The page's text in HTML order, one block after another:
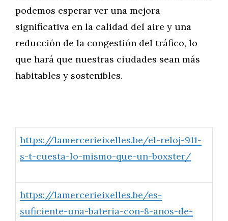
podemos esperar ver una mejora
significativa en la calidad del aire y una
reducción de la congestión del tráfico, lo
que hará que nuestras ciudades sean más
habitables y sostenibles.
https://lamercerieixelles.be/el-reloj-911-
s-t-cuesta-lo-mismo-que-un-boxster/
https://lamercerieixelles.be/es-
suficiente-una-bateria-con-8-anos-de-